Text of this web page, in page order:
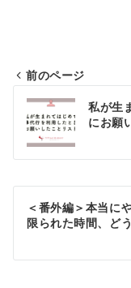
投
稿
ナ
ビ
ゲ
シ
前のページ
私が生
にお願
＜番外編＞本当に
限られた時間、ど